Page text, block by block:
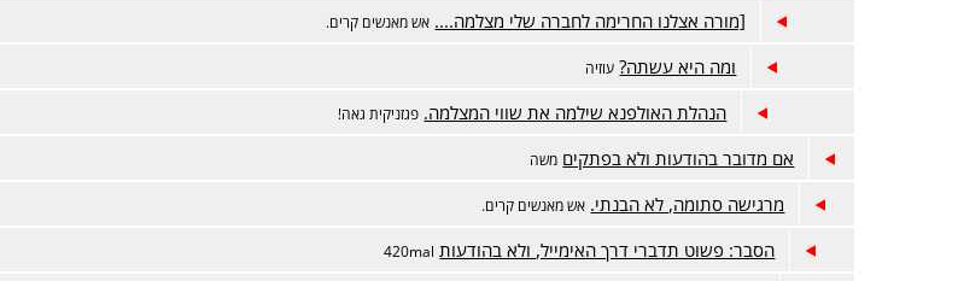
[מורה אצלנו החרימה לחברה שלי מצלמה.... אש מאנשים קרים.
ומה היא עשתה? עוזיה
הנהלת האולפנא שילמה את שווי המצלמה. פגזניקית גאה!
אם מדובר בהודעות ולא בפתקים משה
מרגישה סתומה, לא הבנתי. אש מאנשים קרים.
הסבר: פשוט תדברי דרך האימייל, ולא בהודעות 420mal